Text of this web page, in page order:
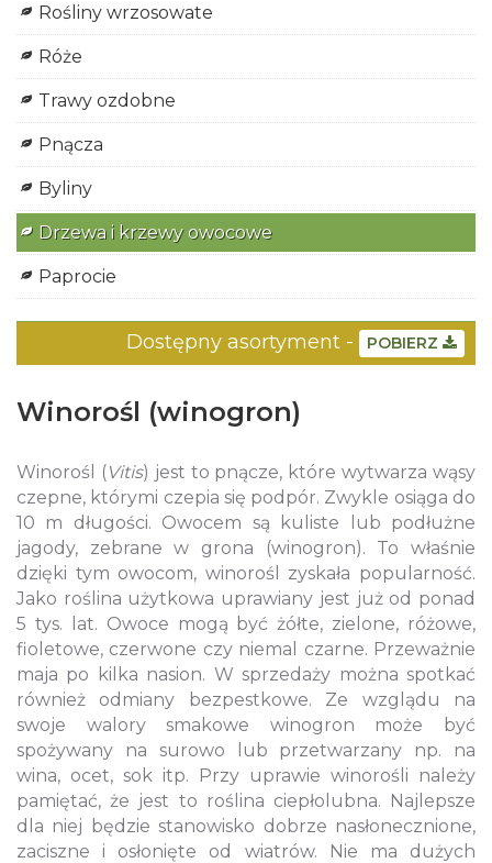
Rośliny wrzosowate
Róże
Trawy ozdobne
Pnącza
Byliny
Drzewa i krzewy owocowe
Paprocie
Dostępny asortyment - POBIERZ
Winorośl (winogron)
Winorośl (Vitis) jest to pnącze, które wytwarza wąsy
czepne, którymi czepia się podpór. Zwykle osiąga do
10 m długości. Owocem są kuliste lub podłużne
jagody, zebrane w grona (winogron). To właśnie
dzięki tym owocom, winorośl zyskała popularność.
Jako roślina użytkowa uprawiany jest już od ponad
5 tys. lat. Owoce mogą być żółte, zielone, różowe,
fioletowe, czerwone czy niemal czarne. Przeważnie
maja po kilka nasion. W sprzedaży można spotkać
również odmiany bezpestkowe. Ze wzglądu na
swoje walory smakowe winogron może być
spożywany na surowo lub przetwarzany np. na
wina, ocet, sok itp. Przy uprawie winorośli należy
pamiętać, że jest to roślina ciepłolubna. Najlepsze
dla niej będzie stanowisko dobrze nasłonecznione,
zaciszne i osłonięte od wiatrów. Nie ma dużych